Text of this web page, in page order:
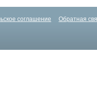
соглашение Обратная